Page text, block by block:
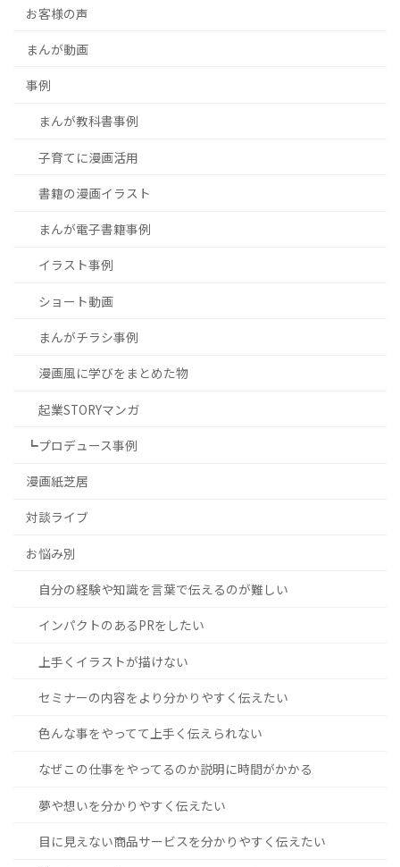
お客様の声
まんが動画
事例
まんが教科書事例
子育てに漫画活用
書籍の漫画イラスト
まんが電子書籍事例
イラスト事例
ショート動画
まんがチラシ事例
漫画風に学びをまとめた物
起業STORYマンガ
┗プロデュース事例
漫画紙芝居
対談ライブ
お悩み別
自分の経験や知識を言葉で伝えるのが難しい
インパクトのあるPRをしたい
上手くイラストが描けない
セミナーの内容をより分かりやすく伝えたい
色んな事をやってて上手く伝えられない
なぜこの仕事をやってるのか説明に時間がかかる
夢や想いを分かりやすく伝えたい
目に見えない商品サービスを分かりやすく伝えたい